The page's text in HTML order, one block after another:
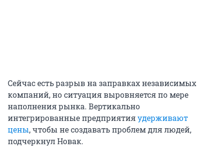
Сейчас есть разрыв на заправках независимых
компаний, но ситуация выровняется по мере
наполнения рынка. Вертикально
интегрированные предприятияудерживают
цены, чтобы не создавать проблем для людей,
подчеркнул Новак.